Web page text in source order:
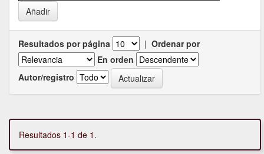
Resultados por página | Ordenar por
En orden
Autor/registro
Resultados 1-1 de 1.